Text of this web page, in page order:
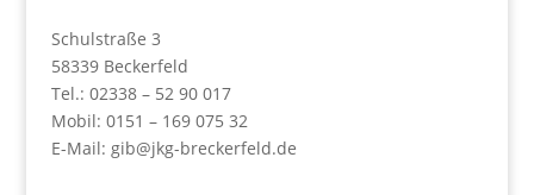
Schulstraße 3
58339 Beckerfeld
Tel.: 02338 – 52 90 017
Mobil: 0151 – 169 075 32
E-Mail: gib@jkg-breckerfeld.de